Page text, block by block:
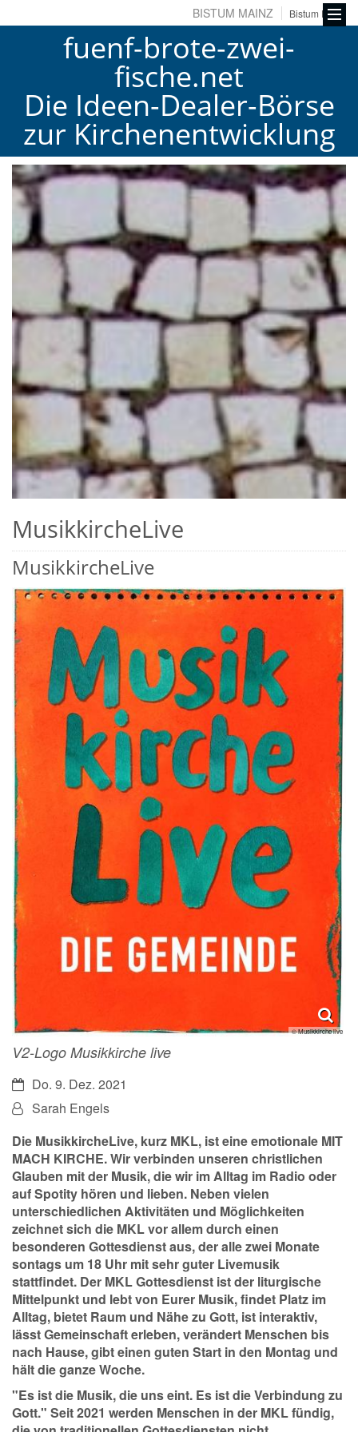
BISTUM MAINZ Bistum Fulda
fuenf-brote-zwei-
fische.net
Die Ideen-Dealer-Börse
zur Kirchenentwicklung
MusikkircheLive
MusikkircheLive
© Musikkirche live
V2-Logo Musikkirche live
Datum:Do. 9. Dez. 2021
Von:Sarah Engels
Die MusikkircheLive, kurz MKL, ist eine emotionale MIT
MACH KIRCHE. Wir verbinden unseren christlichen
Glauben mit der Musik, die wir im Alltag im Radio oder
auf Spotity hören und lieben. Neben vielen
unterschiedlichen Aktivitäten und Möglichkeiten
zeichnet sich die MKL vor allem durch einen
besonderen Gottesdienst aus, der alle zwei Monate
sontags um 18 Uhr mit sehr guter Livemusik
stattfindet. Der MKL Gottesdienst ist der liturgische
Mittelpunkt und lebt von Eurer Musik, findet Platz im
Alltag, bietet Raum und Nähe zu Gott, ist interaktiv,
lässt Gemeinschaft erleben, verändert Menschen bis
nach Hause, gibt einen guten Start in den Montag und
hält die ganze Woche.
"Es ist die Musik, die uns eint. Es ist die Verbindung zu
Gott." Seit 2021 werden Menschen in der MKL fündig,